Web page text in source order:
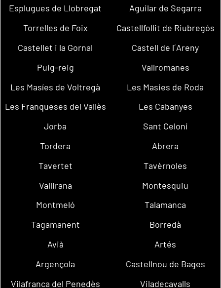
Esplugues de Llobregat
Aguilar de Segarra
Torrelles de Foix
Castellfollit de Riubregós
Castellet i la Gornal
Castell de l´Areny
Puig-reig
Vallromanes
Les Masíes de Voltregà
Les Masies de Roda
Les Franqueses del Vallès
Les Cabanyes
Jorba
Sant Celoni
Tordera
Abrera
Tavertet
Tavèrnoles
Vallirana
Montesquiu
Montmeló
Talamanca
Tagamanent
Borredà
Avià
Artés
Argençola
Castellnou de Bages
Vilafranca del Penedès
Viladecavalls